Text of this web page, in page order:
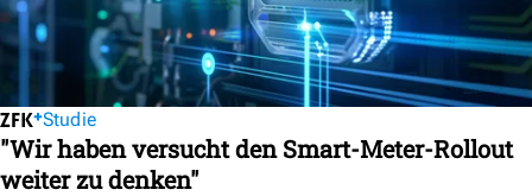
Studie
"Wir haben versucht den Smart-Meter-Rollout
weiter zu denken"